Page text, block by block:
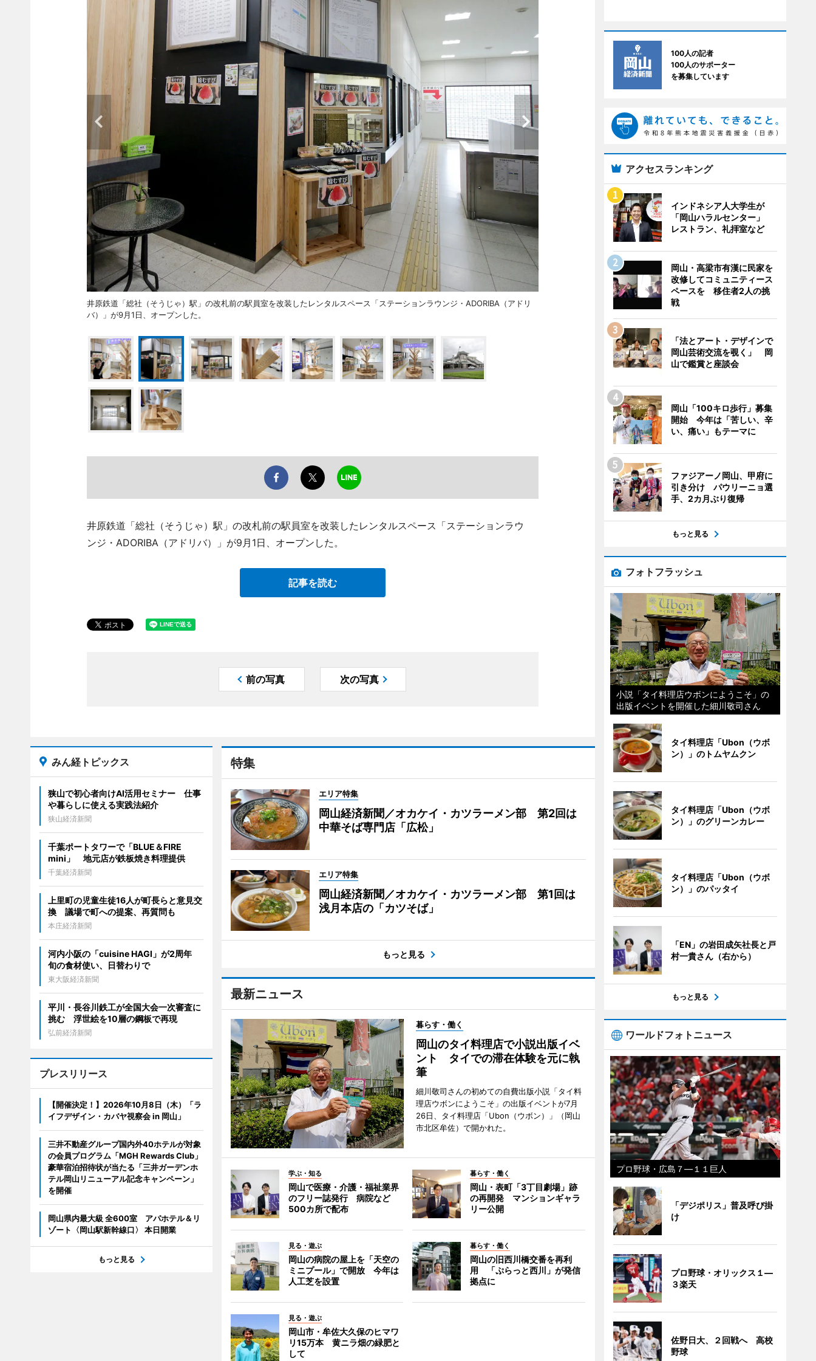
井原鉄道「総社（そうじゃ）駅」の改札前の駅員室を改装したレンタルスペース「ステーションラウンジ・ADORIBA（アドリ
バ）」が9月1日、オープンした。
井原鉄道「総社（そうじゃ）駅」の改札前の駅員室を改装したレンタルスペース「ステーションラウ
ンジ・ADORIBA（アドリバ）」が9月1日、オープンした。
記事を読む
前の写真 次の写真
特集
エリア特集
岡山経済新聞／オカケイ・カツラーメン部 第2回は
中華そば専門店「広松」
エリア特集
岡山経済新聞／オカケイ・カツラーメン部 第1回は
浅月本店の「カツそば」
もっと見る
最新ニュース
暮らす・働く
岡山のタイ料理店で小説出版イベ
ント タイでの滞在体験を元に執
筆
細川敬司さんの初めての自費出版小説「タイ料
理店ウボンにようこそ」の出版イベントが7月
26日、タイ料理店「Ubon（ウボン）」（岡山
市北区牟佐）で開かれた。
学ぶ・知る
岡山で医療・介護・福祉業界
のフリー誌発行 病院など
500カ所で配布
暮らす・働く
岡山・表町「3丁目劇場」跡
の再開発 マンションギャラ
リー公開
見る・遊ぶ
岡山の病院の屋上を「天空の
ミニプール」で開放 今年は
人工芝を設置
暮らす・働く
岡山の旧西川橋交番を再利
用 「ぷらっと西川」が発信
拠点に
見る・遊ぶ
岡山市・牟佐大久保のヒマワ
リ15万本 黄ニラ畑の緑肥と
して
みん経トピックス
狭山で初心者向けAI活用セミナー 仕事
や暮らしに使える実践法紹介
狭山経済新聞
千葉ポートタワーで「BLUE＆FIRE
mini」 地元店が鉄板焼き料理提供
千葉経済新聞
上里町の児童生徒16人が町長らと意見交
換 議場で町への提案、再質問も
本庄経済新聞
河内小阪の「cuisine HAGI」が2周年
旬の食材使い、日替わりで
東大阪経済新聞
平川・長谷川鉄工が全国大会一次審査に
挑む 浮世絵を10層の鋼板で再現
弘前経済新聞
プレスリリース
【開催決定！】2026年10月8日（木）「ラ
イフデザイン・カバヤ視察会 in 岡山」
三井不動産グループ国内外40ホテルが対象
の会員プログラム「MGH Rewards Club」
豪華宿泊招待状が当たる「三井ガーデンホ
テル岡山リニューアル記念キャンペーン」
を開催
岡山県内最大級 全600室 アパホテル＆リ
ゾート〈岡山駅新幹線口〉 本日開業
もっと見る
100人の記者
100人のサポーター
を募集しています
アクセスランキング
インドネシア人大学生が
「岡山ハラルセンター」
レストラン、礼拝室など
岡山・高梁市有漢に民家を
改修してコミュニティース
ペースを 移住者2人の挑
戦
「法とアート・デザインで
岡山芸術交流を覗く」 岡
山で鑑賞と座談会
岡山「100キロ歩行」募集
開始 今年は「苦しい、辛
い、痛い」もテーマに
ファジアーノ岡山、甲府に
引き分け パウリーニョ選
手、2カ月ぶり復帰
もっと見る
フォトフラッシュ
小説「タイ料理店ウボンにようこそ」の
出版イベントを開催した細川敬司さん
タイ料理店「Ubon（ウボ
ン）」のトムヤムクン
タイ料理店「Ubon（ウボ
ン）」のグリーンカレー
タイ料理店「Ubon（ウボ
ン）」のパッタイ
「EN」の岩田成矢社長と戸
村一貴さん（右から）
もっと見る
ワールドフォトニュース
プロ野球・広島７―１１巨人
「デジポリス」普及呼び掛
け
プロ野球・オリックス１―
３楽天
佐野日大、２回戦へ 高校
野球